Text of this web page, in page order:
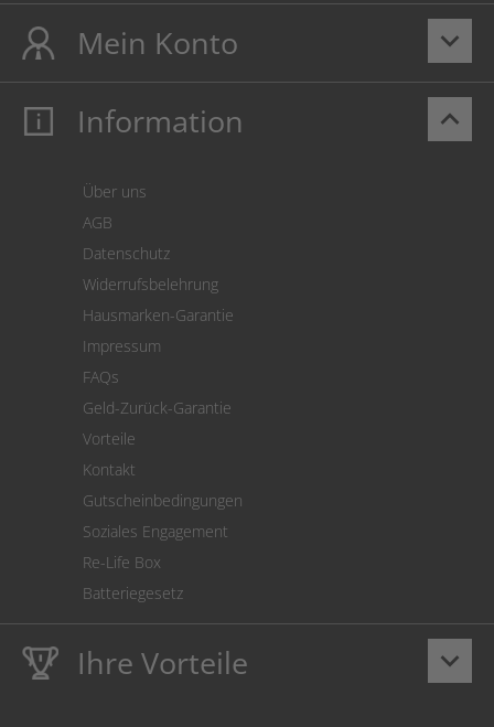
keyboard_arrow_down
Mein Konto
Mein Konto
Cookie Einstellungen
keyboard_arrow_up
Information
Über uns
AGB
Datenschutz
Widerrufsbelehrung
Hausmarken-Garantie
Impressum
FAQs
Geld-Zurück-Garantie
Vorteile
Kontakt
Gutscheinbedingungen
Soziales Engagement
Re-Life Box
Batteriegesetz
keyboard_arrow_down
Ihre Vorteile